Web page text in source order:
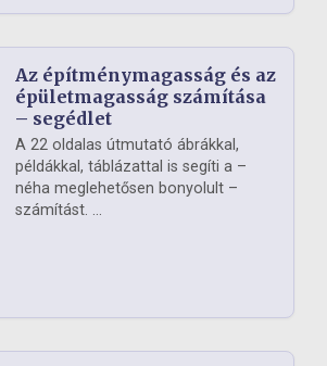
Az építménymagasság és az
épületmagasság számítása
– segédlet
A 22 oldalas útmutató ábrákkal,
példákkal, táblázattal is segíti a –
néha meglehetősen bonyolult –
számítást. ...